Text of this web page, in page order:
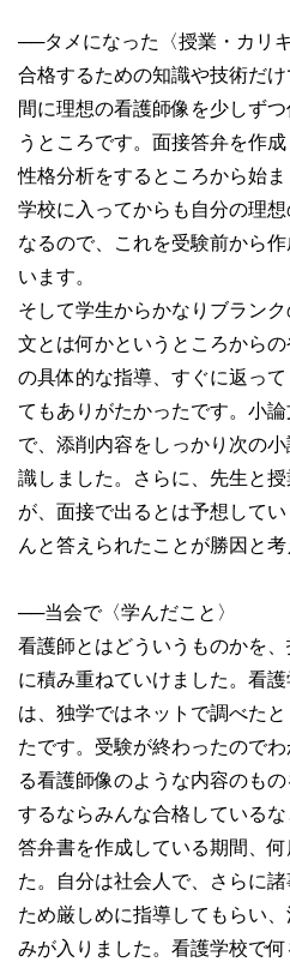
──タメになった〈授業・カリ
合格するための知識や技術だ
間に理想の看護師像を少しず
うところです。面接答弁を作
性格分析をするところから始
学校に入ってからも自分の理
なるので、これを受験前から
います。
そして学生からかなりブラン
文とは何かというところから
の具体的な指導、すぐに返っ
てもありがたかったです。小
で、添削内容をしっかり次の
識しました。さらに、先生と
が、面接で出るとは予想して
んと答えられたことが勝因と考
──当会で〈学んだこと〉
看護師とはどういうものかを
に積み重ねていけました。看
は、独学ではネットで調べた
たです。受験が終わったので
る看護師像のような内容のも
するならみんな合格しているな
答弁書を作成している期間、
た。自分は社会人で、さらに
ため厳しめに指導してもらい
みが入りました。看護学校で